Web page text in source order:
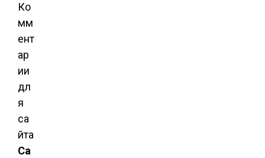
Ко
мм
ент
ар
ии
дл
я
са
йта
Ca